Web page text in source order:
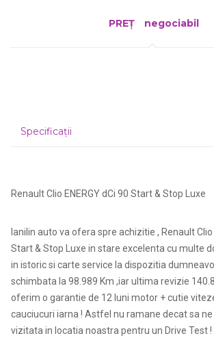
PREȚ negociabil
Specificații
Renault Clio ENERGY dCi 90 Start & Stop Luxe
Ianilin auto va ofera spre achizitie , Renault Clio
Start & Stop Luxe in stare excelenta cu multe
in istoric si carte service la dispozitia
schimbata la 98.989 Km ,iar ultima revizie
oferim o garantie de 12 luni motor + cutie
cauciucuri iarna ! Astfel nu ramane decat sa
vizitata in locatia noastra pentru un Drive Test !